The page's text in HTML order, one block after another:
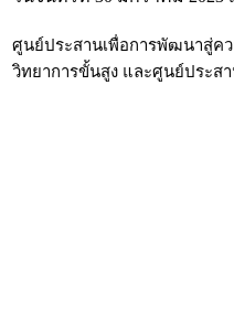
ศูนย์ประสานเพื่อการพัฒนาสู่ค
วิทยาการขั้นสูง และศูนย์ประส